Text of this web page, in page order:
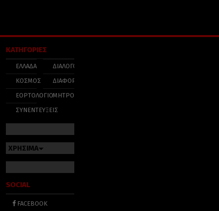
ΚΑΤΗΓΟΡΙΕΣ
ΕΛΛΑΔΑ
ΚΟΣΜΟΣ
ΕΟΡΤΟΛΟΓΙΟ
ΣΥΝΕΝΤΕΥΞΕΙΣ
ΔΙΑΛΟΓΟΣ
ΔΙΑΦΟΡΑ
ΜΗΤΡΟΠΟΛΕΙΣ
ΧΡΗΣΙΜΑ
SOCIAL
FACEBOOK